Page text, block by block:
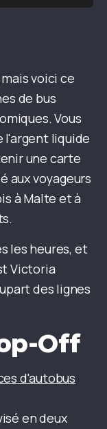
voici ce
de bus
Vous
l'argent liquide
une carte
aux voyageurs
à Malte et à
les heures, et
Victoria
des lignes
Off
d'autobus
en deux